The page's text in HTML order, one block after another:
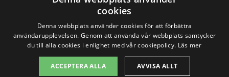
Översikt över svenska städer som börjar med Z
Sök efter en skicklig kakelugn i andra städer i Sverige
Copyright 2026 - Pilanto Aps
cookies
Denna webbplats använder cookies för att förbättra
användarupplevelsen. Genom att använda vår webbplats samtycker
du till alla cookies i enlighet med vår cookiepolicy. Läs mer
ACCEPTERA ALLA AVVISA ALLT